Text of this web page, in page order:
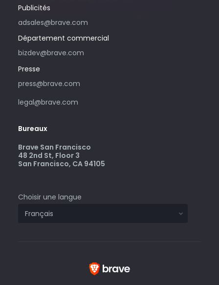
Publicités
adsales@brave.com
Département commercial
bizdev@brave.com
Presse
press@brave.com
legal@brave.com
Bureaux
Brave San Francisco
48 2nd St, Floor 3
San Francisco, CA 94105
Choisir une langue